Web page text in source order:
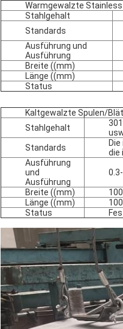
Warmgewalzte
Stahlgehalt
Standards
Ausführung und
Ausführung
Breite ((mm)
Länge ((mm)
Status
Kaltgewalzte Spulen/
Stahlgehalt
Standards
die
Ausführung
und
Ausführung
Breite ((mm)
Länge ((mm)
Status